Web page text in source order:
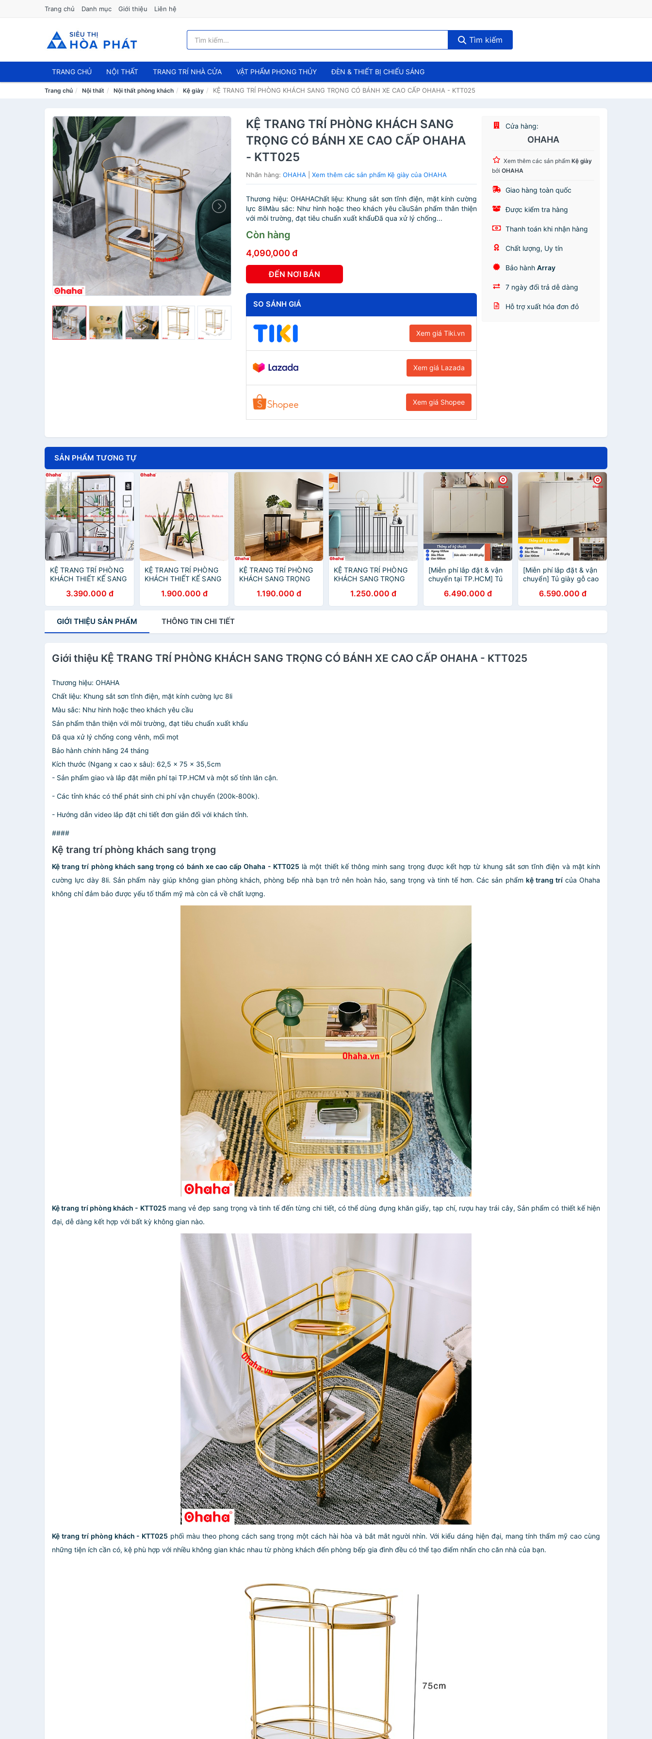
Trang chủ Danh mục Giới thiệu Liên hệ
Tìm kiếm
TRANG CHỦ NỘI THẤT TRANG TRÍ NHÀ CỬA VẬT PHẨM PHONG THỦY ĐÈN & THIẾT BỊ CHIẾU SÁNG
Trang chủ Nội thất Nội thất phòng khách Kệ giày KỆ TRANG TRÍ PHÒNG KHÁCH SANG TRỌNG CÓ BÁNH XE CAO CẤP OHAHA - KTT025
KỆ TRANG TRÍ PHÒNG KHÁCH SANG
TRỌNG CÓ BÁNH XE CAO CẤP OHAHA
- KTT025
Nhãn hàng:OHAHA |Xem thêm các sản phẩm Kệ giày của OHAHA
Thương hiệu: OHAHAChất liệu: Khung sắt sơn tĩnh điện, mặt kính cường
lực 8liMàu sắc: Như hình hoặc theo khách yêu cầuSản phẩm thân thiện
với môi trường, đạt tiêu chuẩn xuất khẩuĐã qua xử lý chống...
Còn hàng
4,090,000 đ
ĐẾN NƠI BÁN
SO SÁNH GIÁ
Xem giá Tiki.vn
Xem giá Lazada
Xem giá Shopee
Cửa hàng:
OHAHA
Xem thêm các sản phẩmKệ giày
bởiOHAHA
Giao hàng toàn quốc
Được kiểm tra hàng
Thanh toán khi nhận hàng
Chất lượng, Uy tín
Bảo hànhArray
7 ngày đổi trả dễ dàng
Hỗ trợ xuất hóa đơn đỏ
SẢN PHẨM TƯƠNG TỰ
KỆ TRANG TRÍ PHÒNG
KHÁCH THIẾT KẾ SANG
KTT0213.390.000 đ
KỆ TRANG TRÍ PHÒNG
KHÁCH THIẾT KẾ SANG
KTT0201.900.000 đ
KỆ TRANG TRÍ PHÒNG
KHÁCH SANG TRỌNG
KTT0281.190.000 đ
KỆ TRANG TRÍ PHÒNG
KHÁCH SANG TRỌNG
KTT0301.250.000 đ
[Miễn phí lắp đặt & vận
chuyển tại TP.HCM] Tủ
trọng cánh mở Ohaha -
TGCC033
6.490.000 đ
[Miễn phí lắp đặt & vận
chuyển] Tủ giày gỗ cao
cánh mở Ohaha
TGCC034
6.590.000 đ
GIỚI THIỆU SẢN PHẨM THÔNG TIN CHI TIẾT
Giới thiệu KỆ TRANG TRÍ PHÒNG KHÁCH SANG TRỌNG CÓ BÁNH XE CAO CẤP OHAHA - KTT025
Thương hiệu: OHAHA
Chất liệu: Khung sắt sơn tĩnh điện, mặt kính cường lực 8li
Màu sắc: Như hình hoặc theo khách yêu cầu
Sản phẩm thân thiện với môi trường, đạt tiêu chuẩn xuất khẩu
Đã qua xử lý chống cong vênh, mối mọt
Bảo hành chính hãng 24 tháng
Kích thước (Ngang x cao x sâu): 62,5 x 75 x 35,5cm
- Sản phẩm giao và lắp đặt miễn phí tại TP.HCM và một số tỉnh lân cận.
- Các tỉnh khác có thể phát sinh chi phí vận chuyển (200k-800k).
- Hướng dẫn video lắp đặt chi tiết đơn giản đối với khách tỉnh.
####
Kệ trang trí phòng khách sang trọng
Kệ trang trí phòng khách sang trọng có bánh xe cao cấp Ohaha - KTT025 là một thiết kế thông minh sang trọng được kết hợp từ khung sắt sơn tĩnh điện và mặt kính
cường lực dày 8li. Sản phẩm này giúp không gian phòng khách, phòng bếp nhà bạn trở nên hoàn hảo, sang trọng và tinh tế hơn. Các sản phẩm kệ trang trícủa Ohaha
không chỉ đảm bảo được yếu tố thẩm mỹ mà còn cả về chất lượng.
Kệ trang trí phòng khách - KTT025 mang vẻ đẹp sang trọng và tinh tế đến từng chi tiết, có thể dùng đựng khăn giấy, tạp chí, rượu hay trái cây, Sản phẩm có thiết kế hiện
đại, dễ dàng kết hợp với bất kỳ không gian nào.
Kệ trang trí phòng khách - KTT025 phối màu theo phong cách sang trọng một cách hài hòa và bắt mắt người nhìn. Với kiểu dáng hiện đại, mang tính thẩm mỹ cao cùng
những tiện ích cần có, kệ phù hợp với nhiều không gian khác nhau từ phòng khách đến phòng bếp gia đình đều có thể tạo điểm nhấn cho căn nhà của bạn.